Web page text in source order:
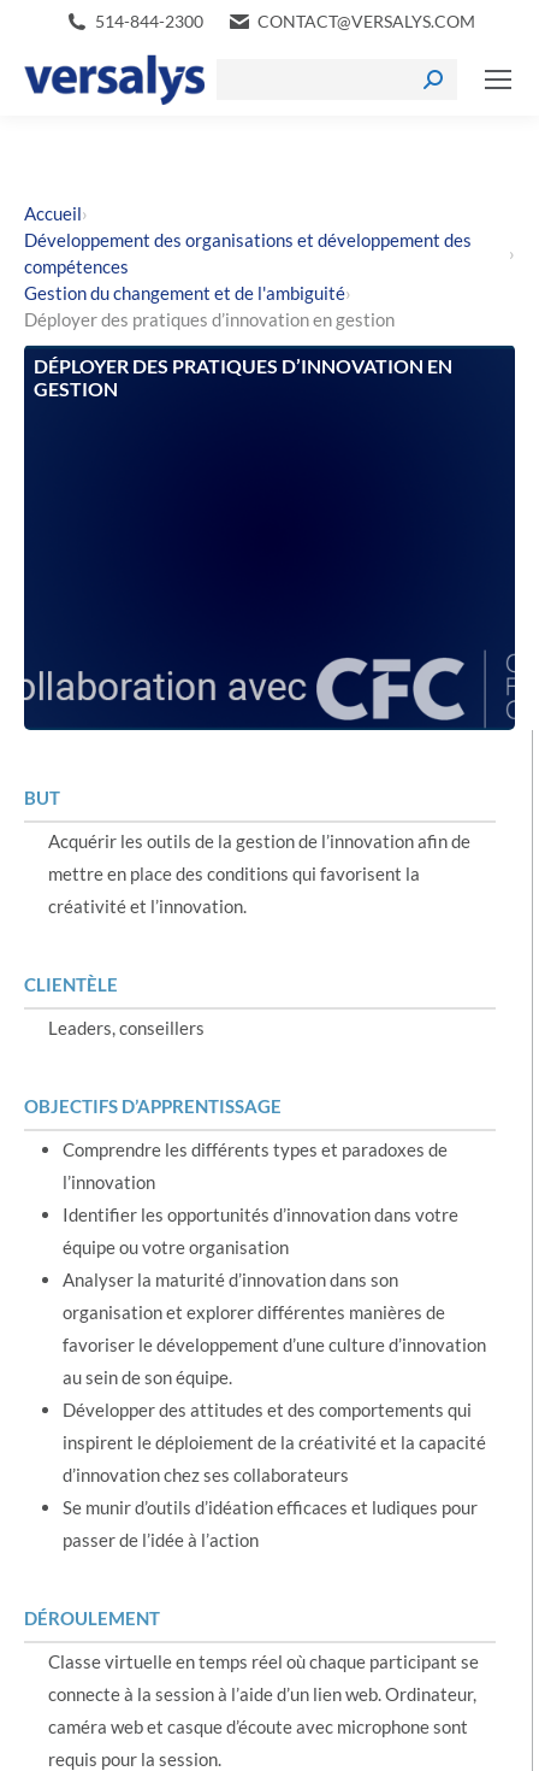
514-844-2300 CONTACT@VERSALYS.COM
Accueil›
Développement des organisations et développement des
compétences
›
Gestion du changement et de l'ambiguité›
Déployer des pratiques d’innovation en gestion
DÉPLOYER DES PRATIQUES D’INNOVATION EN
GESTION
BUT
Acquérir les outils de la gestion de l’innovation afin de
mettre en place des conditions qui favorisent la
créativité et l’innovation.
CLIENTÈLE
Leaders, conseillers
OBJECTIFS D’APPRENTISSAGE
Comprendre les différents types et paradoxes de
l’innovation
Identifier les opportunités d’innovation dans votre
équipe ou votre organisation
Analyser la maturité d’innovation dans son
organisation et explorer différentes manières de
favoriser le développement d’une culture d’innovation
au sein de son équipe.
Développer des attitudes et des comportements qui
inspirent le déploiement de la créativité et la capacité
d’innovation chez ses collaborateurs
Se munir d’outils d’idéation efficaces et ludiques pour
passer de l’idée à l’action
DÉROULEMENT
Classe virtuelle en temps réel où chaque participant se
connecte à la session à l’aide d’un lien web. Ordinateur,
caméra web et casque d’écoute avec microphone sont
requis pour la session.